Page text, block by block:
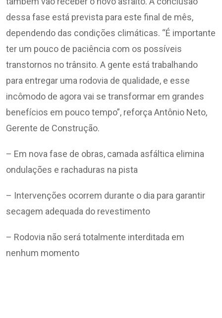
dessa fase está prevista para este final de mês,
dependendo das condições climáticas. “É importante
ter um pouco de paciência com os possíveis
transtornos no trânsito. A gente está trabalhando
para entregar uma rodovia de qualidade, e esse
incômodo de agora vai se transformar em grandes
benefícios em pouco tempo”, reforça Antônio Neto,
Gerente de Construção.
– Em nova fase de obras, camada asfáltica elimina
ondulações e rachaduras na pista
– Intervenções ocorrem durante o dia para garantir
secagem adequada do revestimento
– Rodovia não será totalmente interditada em
nenhum momento